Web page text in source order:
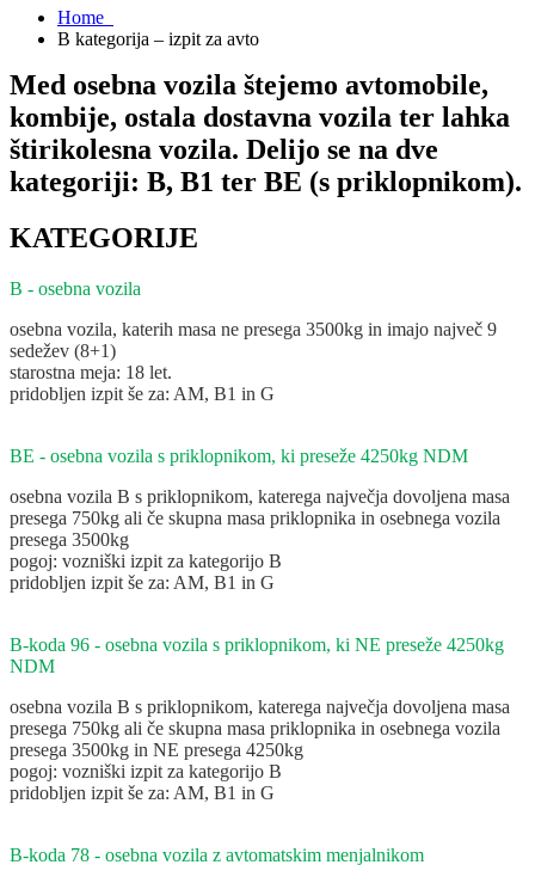
Home
B kategorija – izpit za avto
Med osebna vozila štejemo avtomobile,
kombije, ostala dostavna vozila ter lahka
štirikolesna vozila. Delijo se na dve
kategoriji: B, B1 ter BE (s priklopnikom).
KATEGORIJE
B - osebna vozila
osebna vozila, katerih masa ne presega 3500kg in imajo največ 9
sedežev (8+1)
starostna meja: 18 let.
pridobljen izpit še za: AM, B1 in G
BE - osebna vozila s priklopnikom, ki preseže 4250kg NDM
osebna vozila B s priklopnikom, katerega največja dovoljena masa
presega 750kg ali če skupna masa priklopnika in osebnega vozila
presega 3500kg
pogoj: vozniški izpit za kategorijo B
pridobljen izpit še za: AM, B1 in G
B-koda 96 - osebna vozila s priklopnikom, ki NE preseže 4250kg
NDM
osebna vozila B s priklopnikom, katerega največja dovoljena masa
presega 750kg ali če skupna masa priklopnika in osebnega vozila
presega 3500kg in NE presega 4250kg
pogoj: vozniški izpit za kategorijo B
pridobljen izpit še za: AM, B1 in G
B-koda 78 - osebna vozila z avtomatskim menjalnikom